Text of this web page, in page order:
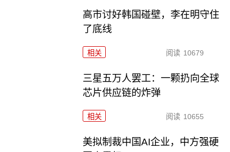
高市讨好韩国碰壁，李在明守住
了底线
相关 阅读 10679
三星五万人罢工：一颗扔向全球
芯片供应链的炸弹
相关 阅读 10655
美拟制裁中国AI企业，中方强硬